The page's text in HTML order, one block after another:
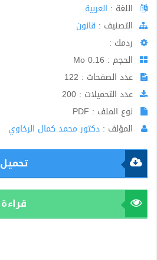
اللغة : العربية
اﻟﺘﺼﻨﻴﻒ : قانون
ردمك :
الحجم : 0.16 Mo
عدد الصفحات : 122
عدد التحميلات : 200
نوع الملف : PDF
المؤلف : دكتور محمد كمال الرخاوي
تحميل
قراءة